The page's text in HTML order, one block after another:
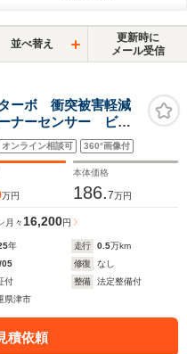
並べ替え
更新時に
メール受信
ーボ 衝突被害軽減
ナーセンサー ビル
車線逸脱警報 オー
オンライン相談可 360°画像付
万円
本体価格
186.7万円
月々16,200円
年 走行 0.5万km
05 修復
なし
付 整備
法定整備付
県津市
積依頼